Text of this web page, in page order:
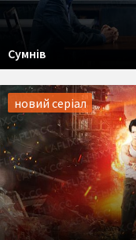
Сумнів
новий серіал